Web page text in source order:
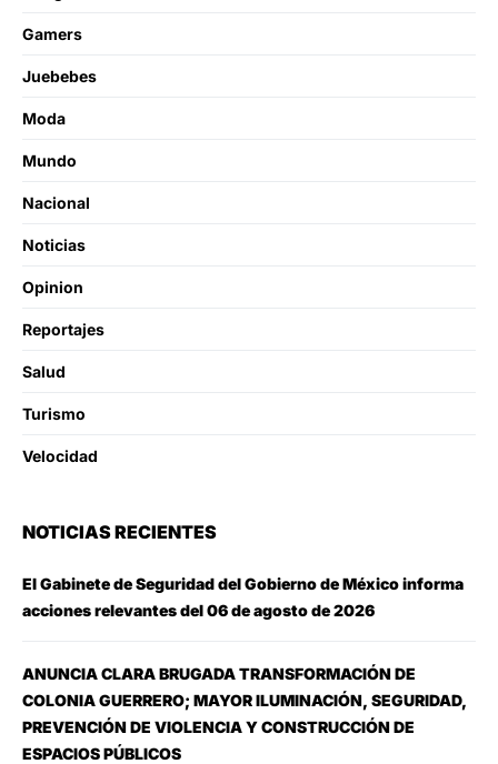
Gamers
Juebebes
Moda
Mundo
Nacional
Noticias
Opinion
Reportajes
Salud
Turismo
Velocidad
NOTICIAS RECIENTES
El Gabinete de Seguridad del Gobierno de México informa
acciones relevantes del 06 de agosto de 2026
ANUNCIA CLARA BRUGADA TRANSFORMACIÓN DE
COLONIA GUERRERO; MAYOR ILUMINACIÓN, SEGURIDAD,
PREVENCIÓN DE VIOLENCIA Y CONSTRUCCIÓN DE
ESPACIOS PÚBLICOS